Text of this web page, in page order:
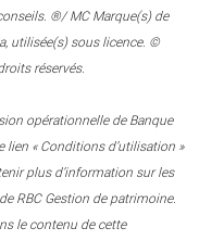
®/ MC Marque(s) de
utilisée(s) sous licence. ©
réservés.
opérationnelle de Banque
lien « Conditions d’utilisation »
plus d’information sur les
RBC Gestion de patrimoine.
le contenu de cette